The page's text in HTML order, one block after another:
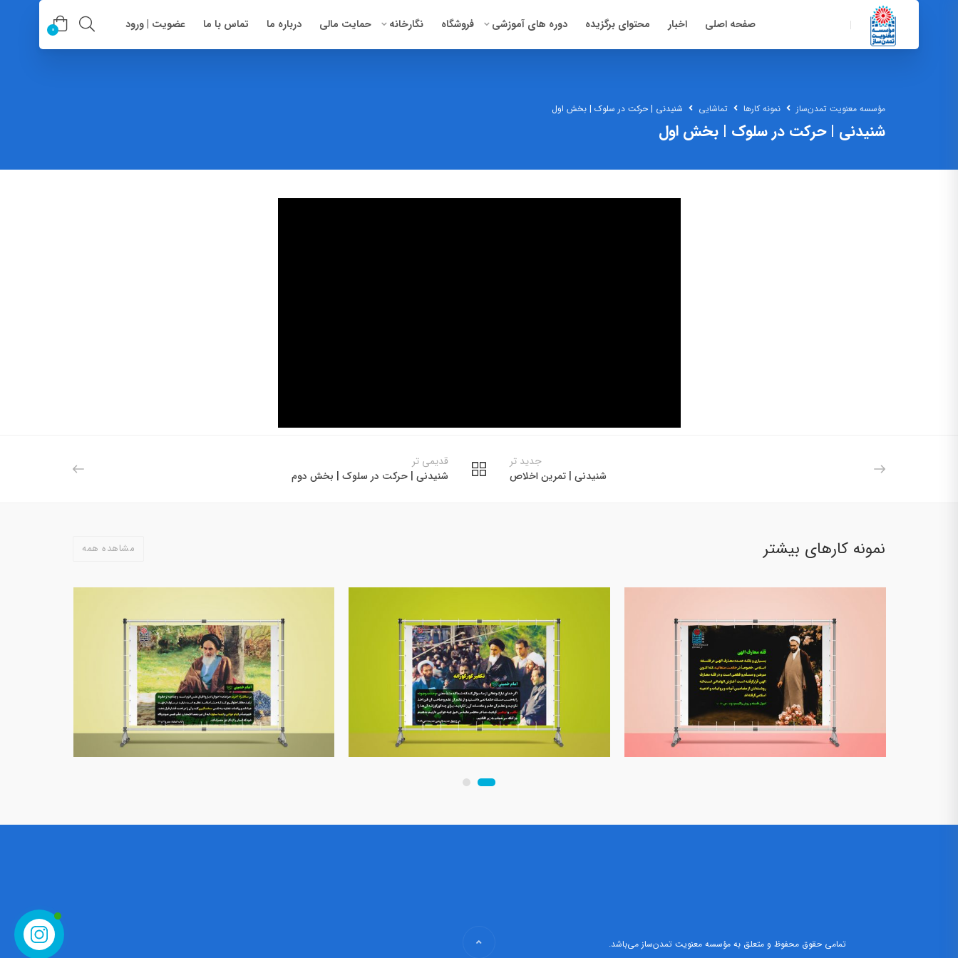
صفحه اصلی اخبار محتوای برگزیده دوره‌ های آموزشی فروشگاه نگارخانه حمایت مالی درباره ما تماس با ما عضویت | ورود 0
مؤسسه معنویت تمدن‌ساز نمونه کارها تماشایی شنیدنی |‌ حرکت در سلوک | بخش اول
شنیدنی |‌ حرکت در سلوک | بخش اول
جدید تر
شنیدنی |‌ تمرین اخلاص
قدیمی تر
شنیدنی |‌ حرکت در سلوک | بخش دوم
نمونه کارهای بیشتر مشاهده همه
تمامی حقوق محفوظ و متعلق به مؤسسه معنویت تمدن‌ساز می‌باشد.